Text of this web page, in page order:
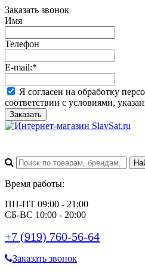
Заказать звонок
Имя
Телефон
E-mail:*
Я согласен на обработку
соответствии с условиями,
Заказать
Время работы:
ПН-ПТ 09:00 - 21:00
СБ-ВС 10:00 - 20:00
+7 (919) 760-56-64
Заказать звонок